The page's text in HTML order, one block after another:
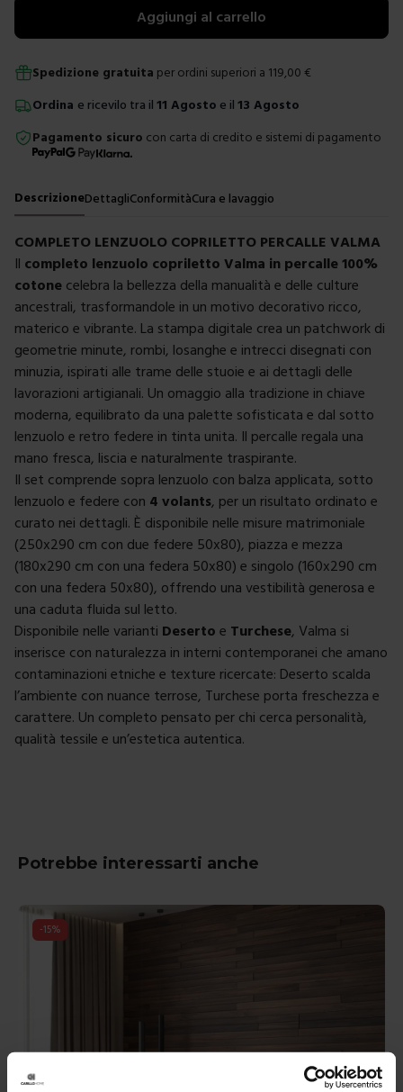
Aggiungi al carrello
Spedizione gratuita per ordini superiori a 119,00 €
Ordina e ricevilo tra il 11 Agosto e il 13 Agosto
Pagamento sicuro con carta di credito e sistemi di pagamento
DescrizioneDettagliConformitàCura e lavaggio
COMPLETO LENZUOLO COPRILETTO PERCALLE VALMA
Il completo lenzuolo copriletto Valma in percalle 100%
cotone celebra la bellezza della manualità e delle culture
ancestrali, trasformandole in un motivo decorativo ricco,
materico e vibrante. La stampa digitale crea un patchwork di
geometrie minute, rombi, losanghe e intrecci disegnati con
minuzia, ispirati alle trame delle stuoie e ai dettagli delle
lavorazioni artigianali. Un omaggio alla tradizione in chiave
moderna, equilibrato da una palette sofisticata e dal sotto
lenzuolo e retro federe in tinta unita. Il percalle regala una
mano fresca, liscia e naturalmente traspirante.
Il set comprende sopra lenzuolo con balza applicata, sotto
lenzuolo e federe con 4 volants, per un risultato ordinato e
curato nei dettagli. È disponibile nelle misure matrimoniale
(250x290 cm con due federe 50x80), piazza e mezza
(180x290 cm con una federa 50x80) e singolo (160x290 cm
con una federa 50x80), offrendo una vestibilità generosa e
una caduta fluida sul letto.
Disponibile nelle varianti Deserto e Turchese, Valma si
inserisce con naturalezza in interni contemporanei che amano
contaminazioni etniche e texture ricercate: Deserto scalda
l’ambiente con nuance terrose, Turchese porta freschezza e
carattere. Un completo pensato per chi cerca personalità,
qualità tessile e un’estetica autentica.
Potrebbe interessarti anche
-15%